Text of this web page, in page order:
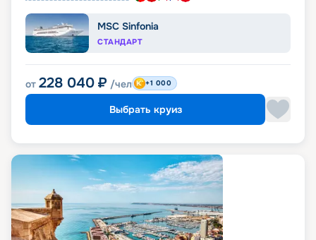
MSC Sinfonia
СТАНДАРТ
от 228 040 ₽ /чел +1 000
Выбрать круиз